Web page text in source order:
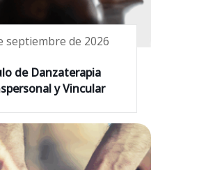
septiembre de 2026
de Danzaterapia
y Vincular